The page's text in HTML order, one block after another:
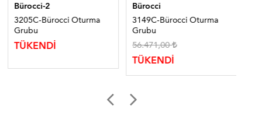
Bürocci-2
3205C-Bürocci Oturma
Grubu
TÜKENDİ
Bürocci
3149C-Bürocci Oturma
Grubu
56.471,00
TÜKENDİ